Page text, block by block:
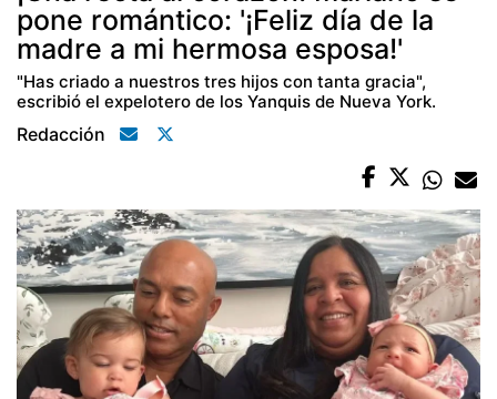
pone romántico: '¡Feliz día de la
madre a mi hermosa esposa!'
"Has criado a nuestros tres hijos con tanta gracia",
escribió el expelotero de los Yanquis de Nueva York.
Redacción